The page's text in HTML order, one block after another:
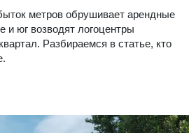
метров обрушивает арендные
и юг возводят логоцентры
Разбираемся в статье, кто